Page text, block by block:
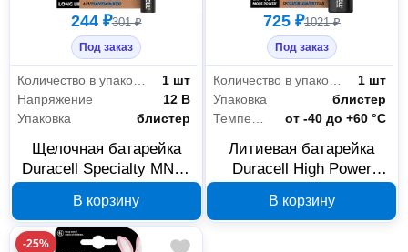
244 ₽301 ₽
Под заказ
1 шт
Напряжение
12 В
Упаковка
блистер
Щелочная батарейка
Duracell Specialty MN27
В корзину
725 ₽1021 ₽
Под заказ
Количество в упаковке
1 шт
Упаковка
блистер
от -40 до +60 °С
Литиевая батарейка
Duracell High Power
В корзину
-25%